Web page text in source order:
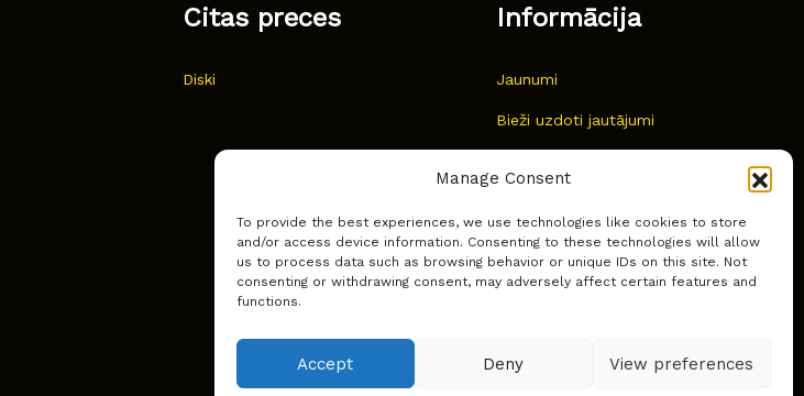
Manage Consent
To provide the best experiences, we use technologies like cookies to store
and/or access device information. Consenting to these technologies will allow
us to process data such as browsing behavior or unique IDs on this site. Not
consenting or withdrawing consent, may adversely affect certain features and
functions.
Accept Deny View preferences
Citas preces
Diski
Informācija
Jaunumi
Bieži uzdoti jautājumi